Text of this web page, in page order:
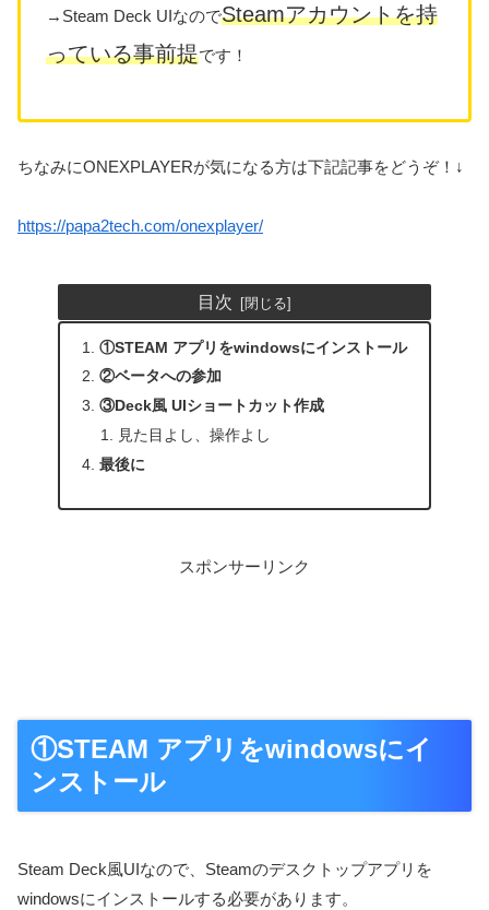
→Steam Deck UIなのでSteamアカウントを持
っている事前提です！
ちなみにONEXPLAYERが気になる方は下記記事をどうぞ！↓
https://papa2tech.com/onexplayer/
目次
①STEAM アプリをwindowsにインストール
②ベータへの参加
③Deck風 UIショートカット作成
見た目よし、操作よし
最後に
スポンサーリンク
①STEAM アプリをwindowsにイ
ンストール
Steam Deck風UIなので、Steamのデスクトップアプリを
windowsにインストールする必要があります。